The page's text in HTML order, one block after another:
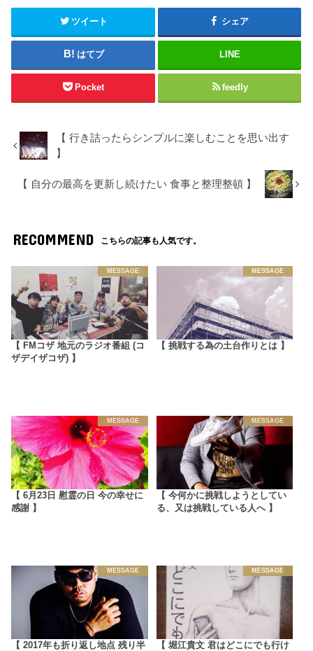
ツイート シェア
はてブ LINE
Pocket feedly
【 行き詰ったらシンプルに楽しむことを思い出す
】
【 自分の最高を更新し続けたい 食事と整理整頓 】
RECOMMEND こちらの記事も人気です。
MESSAGE
【 FMコザ 地元のラジオ番組 (コ
ザデイザコザ) 】
MESSAGE
【 挑戦する為の土台作りとは 】
MESSAGE
【 6月23日 慰霊の日 今の幸せに
感謝 】
MESSAGE
【 今何かに挑戦しようとしてい
る、又は挑戦している人へ 】
MESSAGE
【 2017年も折り返し地点 残り半
MESSAGE
【 堀江貴文 君はどこにでも行け